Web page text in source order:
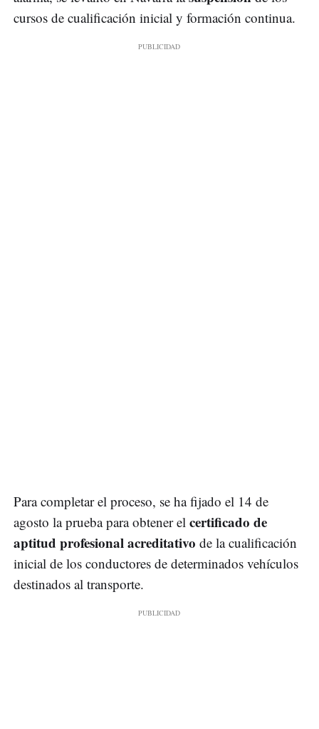
cursos de cualificación inicial y formación continua.
Para completar el proceso, se ha fijado el 14 de
agosto la prueba para obtener el certificado de
aptitud profesional acreditativo de la cualificación
inicial de los conductores de determinados vehículos
destinados al transporte.